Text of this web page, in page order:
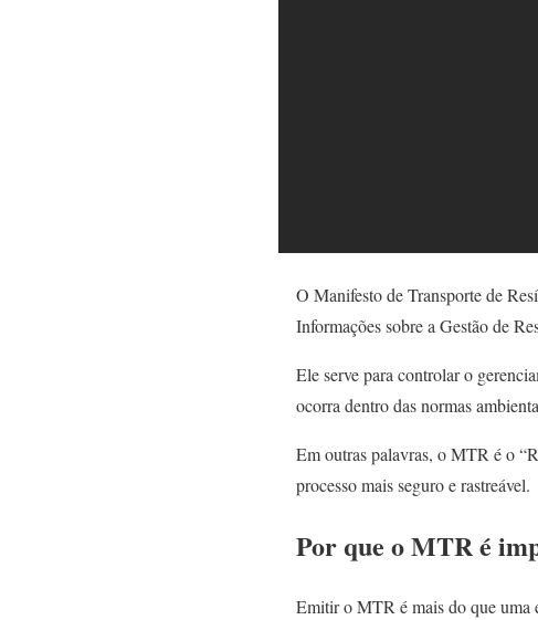
O Manifesto de Transporte de
Informações sobre a Gestão de
Ele serve para controlar o
ocorra dentro das normas
Em outras palavras, o MTR é o
processo mais seguro e rastreável.
Por que o MTR é
Emitir o MTR é mais do que uma